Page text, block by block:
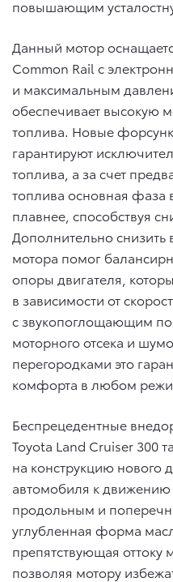
повышающим
Данный мотор
Common Rail с
и максимальным
обеспечивает высокую
топлива. Новые
гарантируют
топлива, а за счет
топлива основная фаза
плавнее, способствуя
Дополнительно снизить
мотора помог
опоры двигателя,
в зависимости от
с звукопоглощающим
моторного отсека и
перегородками это
комфорта в любом
Беспрецедентные
Toyota Land Cruiser 300
на конструкцию нового
автомобиля к
продольным и
углубленная форма
препятствующая оттоку
позволяя мотору